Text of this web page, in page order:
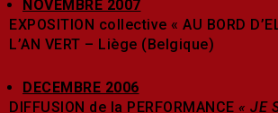
NOVEMBRE 2007
EXPOSITION collective « AU BORD
L’AN VERT – Liège (Belgique)
DECEMBRE 2006
DIFFUSION de la PERFORMANCE « JE